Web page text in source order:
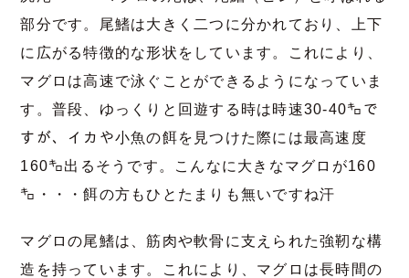
部分です。尾鰭は大きく二つに分かれており、上下
に広がる特徴的な形状をしています。これにより、
マグロは高速で泳ぐことができるようになっていま
す。普段、ゆっくりと回遊する時は時速30-40㌔で
すが、イカや小魚の餌を見つけた際には最高速度
160㌔出るそうです。こんなに大きなマグロが160
㌔・・・餌の方もひとたまりも無いですね汗
マグロの尾鰭は、筋肉や軟骨に支えられた強靭な構
造を持っています。これにより、マグロは長時間の